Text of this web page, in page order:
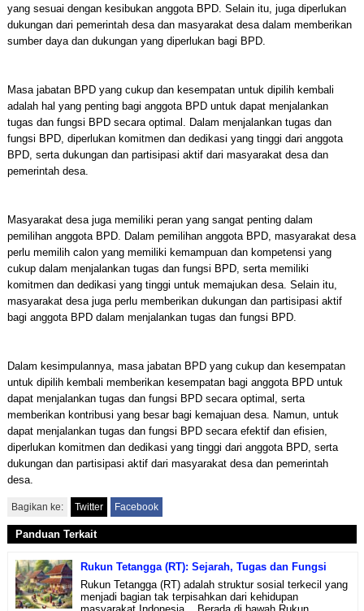
yang sesuai dengan kesibukan anggota BPD. Selain itu, juga diperlukan
dukungan dari pemerintah desa dan masyarakat desa dalam memberikan
sumber daya dan dukungan yang diperlukan bagi BPD.
Masa jabatan BPD yang cukup dan kesempatan untuk dipilih kembali
adalah hal yang penting bagi anggota BPD untuk dapat menjalankan
tugas dan fungsi BPD secara optimal. Dalam menjalankan tugas dan
fungsi BPD, diperlukan komitmen dan dedikasi yang tinggi dari anggota
BPD, serta dukungan dan partisipasi aktif dari masyarakat desa dan
pemerintah desa.
Masyarakat desa juga memiliki peran yang sangat penting dalam
pemilihan anggota BPD. Dalam pemilihan anggota BPD, masyarakat desa
perlu memilih calon yang memiliki kemampuan dan kompetensi yang
cukup dalam menjalankan tugas dan fungsi BPD, serta memiliki
komitmen dan dedikasi yang tinggi untuk memajukan desa. Selain itu,
masyarakat desa juga perlu memberikan dukungan dan partisipasi aktif
bagi anggota BPD dalam menjalankan tugas dan fungsi BPD.
Dalam kesimpulannya, masa jabatan BPD yang cukup dan kesempatan
untuk dipilih kembali memberikan kesempatan bagi anggota BPD untuk
dapat menjalankan tugas dan fungsi BPD secara optimal, serta
memberikan kontribusi yang besar bagi kemajuan desa. Namun, untuk
dapat menjalankan tugas dan fungsi BPD secara efektif dan efisien,
diperlukan komitmen dan dedikasi yang tinggi dari anggota BPD, serta
dukungan dan partisipasi aktif dari masyarakat desa dan pemerintah
desa.
Bagikan ke: Twitter Facebook
Panduan Terkait
Rukun Tetangga (RT): Sejarah, Tugas dan Fungsi
Rukun Tetangga (RT) adalah struktur sosial terkecil yang
menjadi bagian tak terpisahkan dari kehidupan